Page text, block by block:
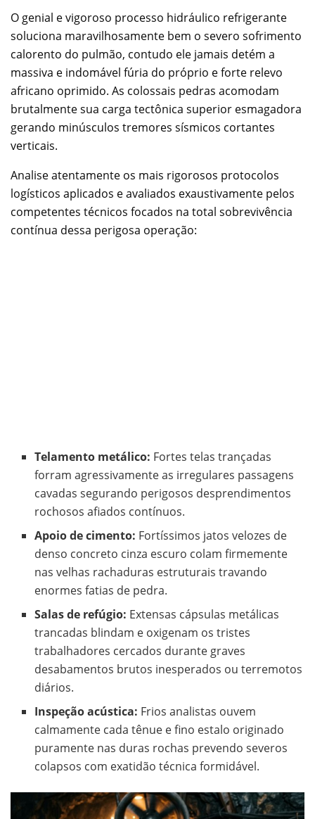
O genial e vigoroso processo hidráulico refrigerante
soluciona maravilhosamente bem o severo sofrimento
calorento do pulmão, contudo ele jamais detém a
massiva e indomável fúria do próprio e forte relevo
africano oprimido. As colossais pedras acomodam
brutalmente sua carga tectônica superior esmagadora
gerando minúsculos tremores sísmicos cortantes
verticais.
Analise atentamente os mais rigorosos protocolos
logísticos aplicados e avaliados exaustivamente pelos
competentes técnicos focados na total sobrevivência
contínua dessa perigosa operação:
Telamento metálico: Fortes telas trançadas
forram agressivamente as irregulares passagens
cavadas segurando perigosos desprendimentos
rochosos afiados contínuos.
Apoio de cimento: Fortíssimos jatos velozes de
denso concreto cinza escuro colam firmemente
nas velhas rachaduras estruturais travando
enormes fatias de pedra.
Salas de refúgio: Extensas cápsulas metálicas
trancadas blindam e oxigenam os tristes
trabalhadores cercados durante graves
desabamentos brutos inesperados ou terremotos
diários.
Inspeção acústica: Frios analistas ouvem
calmamente cada tênue e fino estalo originado
puramente nas duras rochas prevendo severos
colapsos com exatidão técnica formidável.